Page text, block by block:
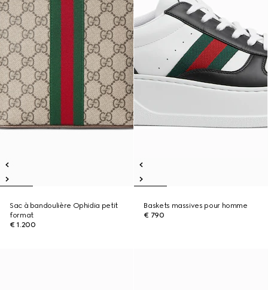
Sac à bandoulière Ophidia petit
format
€ 1.200
Baskets massives pour homme
€ 790